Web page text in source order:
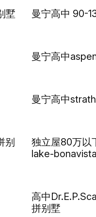
墅 曼宁高中 90-
曼宁高中
曼宁高中
别
独立屋80万
lake-
高中
拼别墅